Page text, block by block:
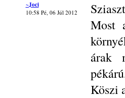
~Joci
10:58 Pé, 06 Júl 2012
Most
árak
Köszi